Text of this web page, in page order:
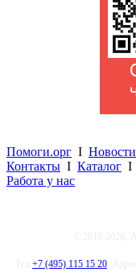
Помоги.орг I Новости
Контакты I Каталог I
Работа у нас
+7 (495) 115 15 20